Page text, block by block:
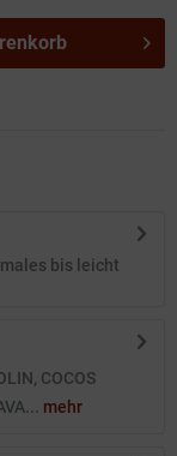
bis leicht
COCOS
mehr